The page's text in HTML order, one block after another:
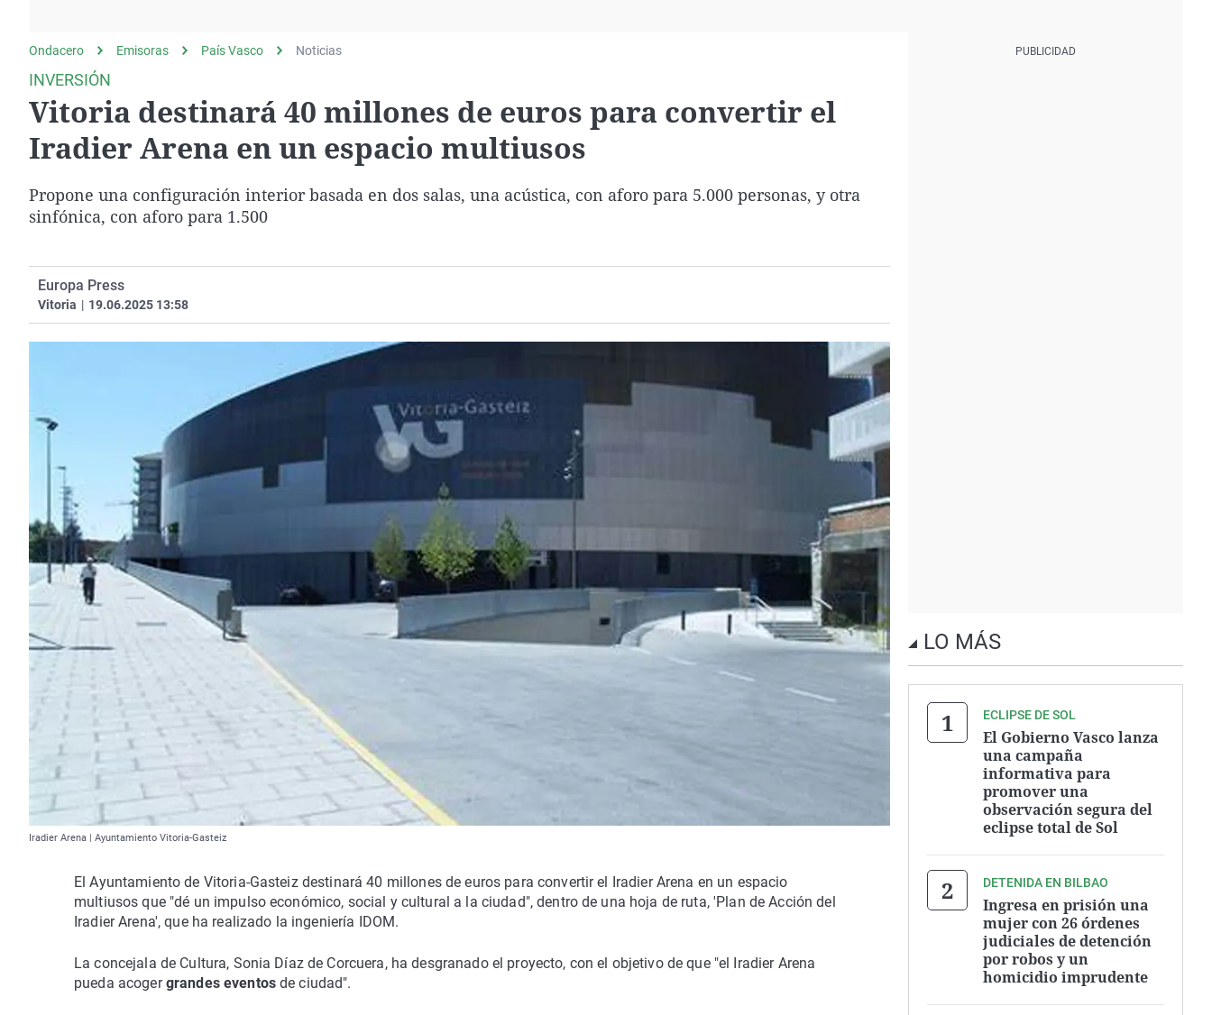
Operación Viuda
Negra
Navarra
Ondacero Emisoras País Vasco Noticias
INVERSIÓN
Vitoria destinará 40 millones de euros para convertir el
Iradier Arena en un espacio multiusos
Propone una configuración interior basada en dos salas, una acústica, con aforo para 5.000 personas, y otra
sinfónica, con aforo para 1.500
Europa Press
Vitoria | 19.06.2025 13:58
Iradier Arena | Ayuntamiento Vitoria-Gasteiz
El Ayuntamiento de Vitoria-Gasteiz destinará 40 millones de euros para convertir el Iradier Arena en un espacio
multiusos que "dé un impulso económico, social y cultural a la ciudad", dentro de una hoja de ruta, 'Plan de Acción del
Iradier Arena', que ha realizado la ingeniería IDOM.
La concejala de Cultura, Sonia Díaz de Corcuera, ha desgranado el proyecto, con el objetivo de que "el Iradier Arena
pueda acogergrandes eventosde ciudad".
LO MÁS
ECLIPSE DE SOL
El Gobierno Vasco lanza
una campaña
informativa para
promover una
observación segura del
eclipse total de Sol
DETENIDA EN BILBAO
Ingresa en prisión una
mujer con 26 órdenes
judiciales de detención
por robos y un
homicidio imprudente